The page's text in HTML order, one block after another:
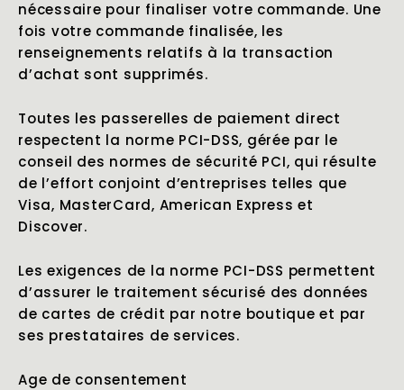
nécessaire pour finaliser votre commande. Une
fois votre commande finalisée, les
renseignements relatifs à la transaction
d’achat sont supprimés.
Toutes les passerelles de paiement direct
respectent la norme PCI-DSS, gérée par le
conseil des normes de sécurité PCI, qui résulte
de l’effort conjoint d’entreprises telles que
Visa, MasterCard, American Express et
Discover.
Les exigences de la norme PCI-DSS permettent
d’assurer le traitement sécurisé des données
de cartes de crédit par notre boutique et par
ses prestataires de services.
Age de consentement